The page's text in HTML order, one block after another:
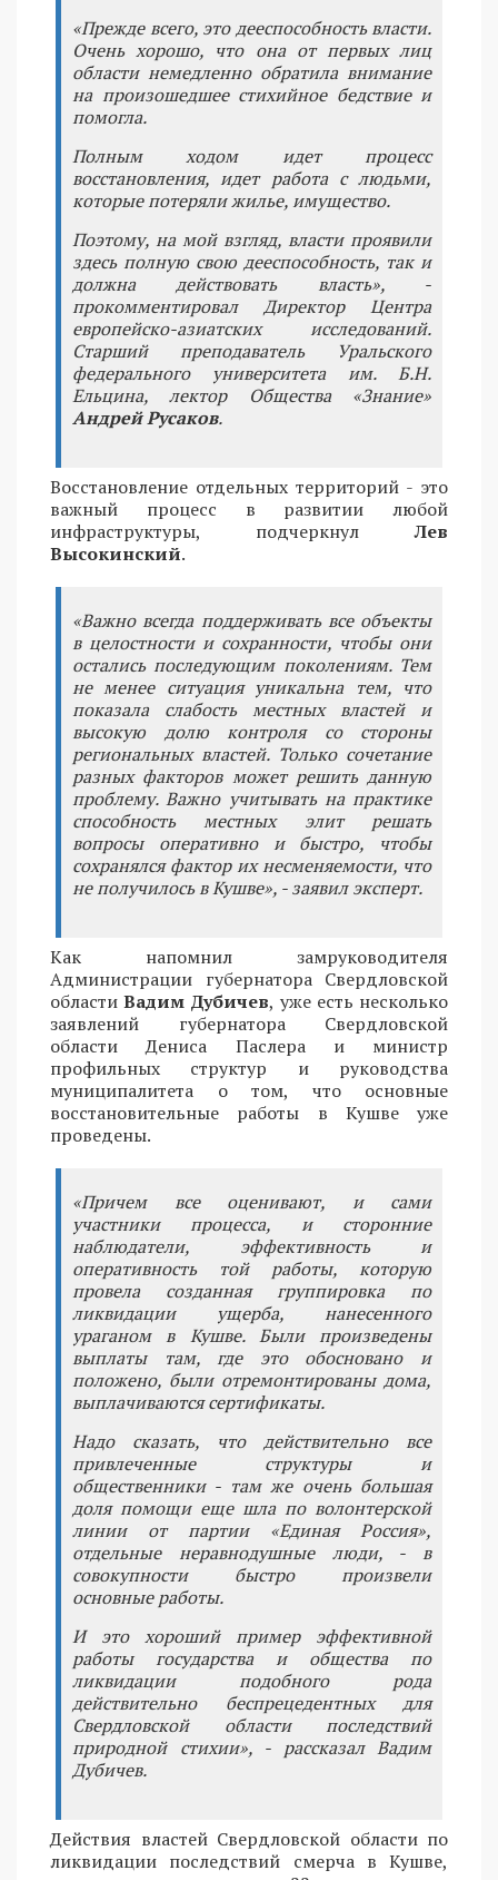
«Прежде всего, это дееспособность власти.
Очень хорошо, что она от первых лиц
области немедленно обратила внимание
на произошедшее стихийное бедствие и
помогла.
Полным ходом идет процесс
восстановления, идет работа с людьми,
которые потеряли жилье, имущество.
Поэтому, на мой взгляд, власти проявили
здесь полную свою дееспособность, так и
должна действовать власть», -
прокомментировал Директор Центра
европейско-азиатских исследований.
Старший преподаватель Уральского
федерального университета им. Б.Н.
Ельцина, лектор Общества «Знание»
Андрей Русаков.
Восстановление отдельных территорий - это
важный процесс в развитии любой
инфраструктуры, подчеркнулЛев
Высокинский.
«Важно всегда поддерживать все объекты
в целостности и сохранности, чтобы они
остались последующим поколениям. Тем
не менее ситуация уникальна тем, что
показала слабость местных властей и
высокую долю контроля со стороны
региональных властей. Только сочетание
разных факторов может решить данную
проблему. Важно учитывать на практике
способность местных элит решать
вопросы оперативно и быстро, чтобы
сохранялся фактор их несменяемости, что
не получилось в Кушве», - заявил эксперт.
Как напомнил замруководителя
Администрации губернатора Свердловской
областиВадим Дубичев, уже есть несколько
заявлений губернатора Свердловской
области Дениса Паслера и министр
профильных структур и руководства
муниципалитета о том, что основные
восстановительные работы в Кушве уже
проведены.
«Причем все оценивают, и сами
участники процесса, и сторонние
наблюдатели, эффективность и
оперативность той работы, которую
провела созданная группировка по
ликвидации ущерба, нанесенного
ураганом в Кушве. Были произведены
выплаты там, где это обосновано и
положено, были отремонтированы дома,
выплачиваются сертификаты.
Надо сказать, что действительно все
привлеченные структуры и
общественники - там же очень большая
доля помощи еще шла по волонтерской
линии от партии «Единая Россия»,
отдельные неравнодушные люди, - в
совокупности быстро произвели
основные работы.
И это хороший пример эффективной
работы государства и общества по
ликвидации подобного рода
действительно беспрецедентных для
Свердловской области последствий
природной стихии», - рассказал Вадим
Дубичев.
Действия властей Свердловской области по
ликвидации последствий смерча в Кушве,